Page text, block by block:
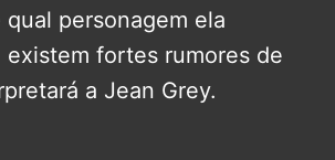
personagem ela
existem fortes rumores de
a Jean Grey.